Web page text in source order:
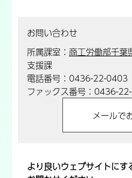
お問い合わせ
所属課室： 商工労働部千葉
支援課
電話番号：0436-22-0403
ファックス番号：0436-
より良いウェブサイトに